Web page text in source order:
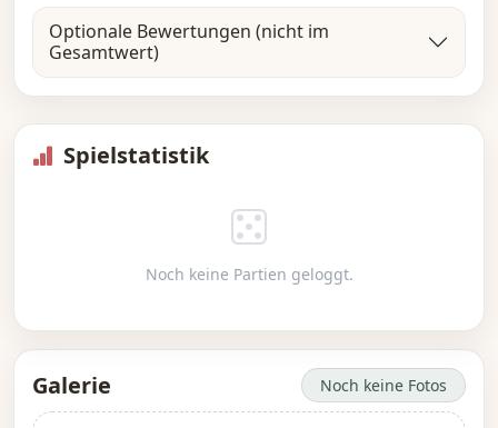
Optionale Bewertungen (nicht im
Gesamtwert)
Spielstatistik
Noch keine Partien geloggt.
Galerie Noch keine Fotos